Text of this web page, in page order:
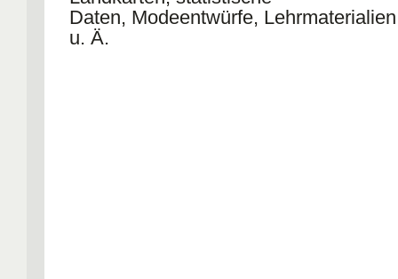
Daten, Modeentwürfe, Lehrmaterialien
u. Ä.